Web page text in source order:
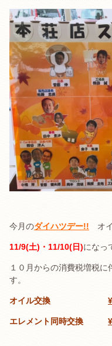
今月のダイハツデー!! オ
11/9(土)・11/10(日)になっ
１０月からの消費税増税に
す。
オイル交換
エレメント同時交換